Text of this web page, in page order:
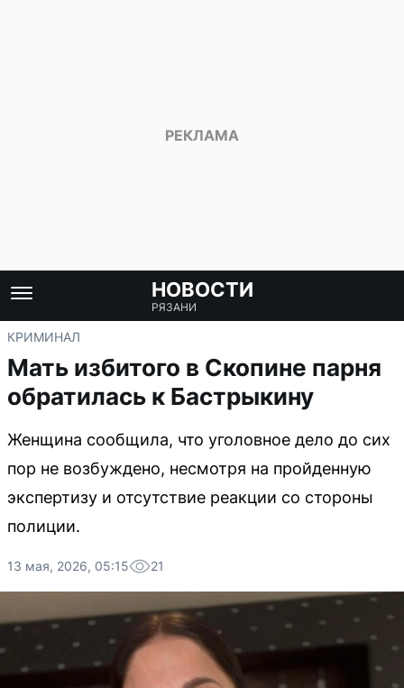
НОВОСТИ
РЯЗАНИ
КРИМИНАЛ
Мать избитого в Скопине парня
обратилась к Бастрыкину
Женщина сообщила, что уголовное дело до сих
пор не возбуждено, несмотря на пройденную
экспертизу и отсутствие реакции со стороны
полиции.
13 мая, 2026, 05:15 21